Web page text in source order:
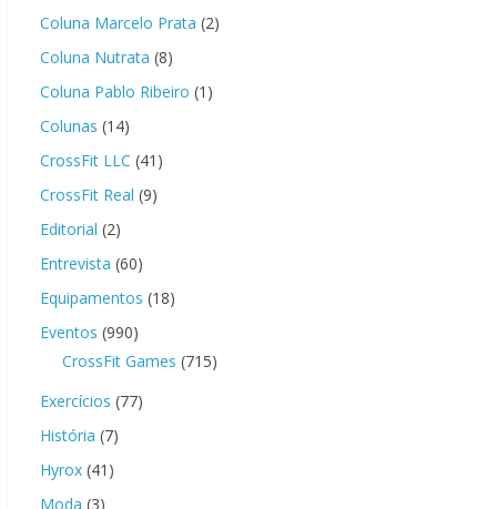
Coluna Marcelo Prata (2)
Coluna Nutrata (8)
Coluna Pablo Ribeiro (1)
Colunas (14)
CrossFit LLC (41)
CrossFit Real (9)
Editorial (2)
Entrevista (60)
Equipamentos (18)
Eventos (990)
CrossFit Games (715)
Exercícios (77)
História (7)
Hyrox (41)
Moda (3)